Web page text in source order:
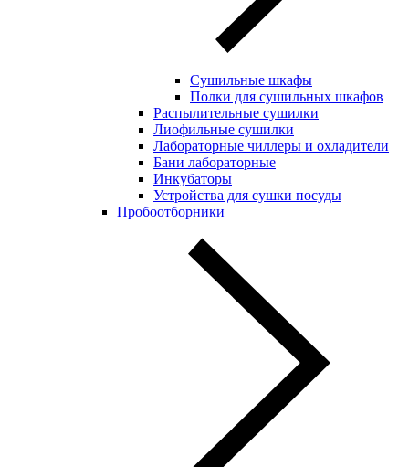
Сушильные шкафы
Полки для сушильных шкафов
Распылительные сушилки
Лиофильные сушилки
Лабораторные чиллеры и охладители
Бани лабораторные
Инкубаторы
Устройства для сушки посуды
Пробоотборники